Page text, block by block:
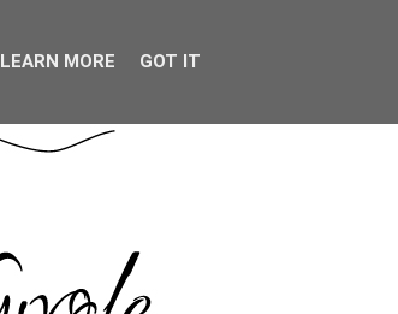
LEARN MORE GOT IT